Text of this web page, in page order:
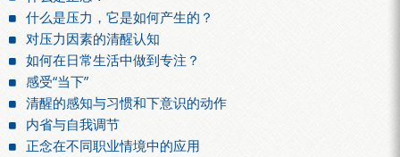
什么是压力，它是如何产生的？
对压力因素的清醒认知
如何在日常生活中做到专注？
感受“当下”
清醒的感知与习惯和下意识的动作
内省与自我调节
正念在不同职业情境中的应用